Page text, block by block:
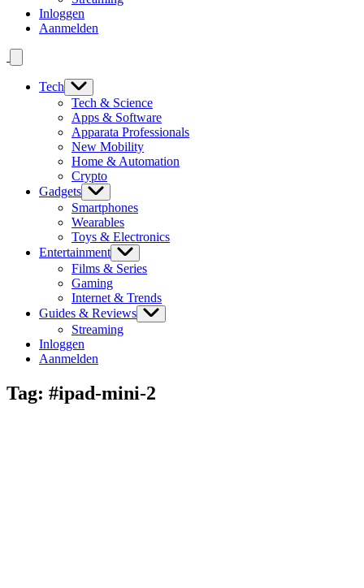
Inloggen
Aanmelden
Tech
Tech & Science
Apps & Software
Apparata Professionals
New Mobility
Home & Automation
Crypto
Gadgets
Smartphones
Wearables
Toys & Electronics
Entertainment
Films & Series
Gaming
Internet & Trends
Guides & Reviews
Streaming
Inloggen
Aanmelden
Tag: #ipad-mini-2